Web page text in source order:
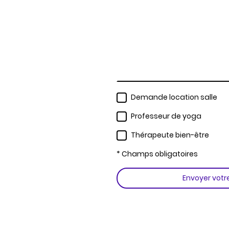
Demande location salle
Professeur de yoga
Thérapeute bien-être
* Champs obligatoires
Envoyer